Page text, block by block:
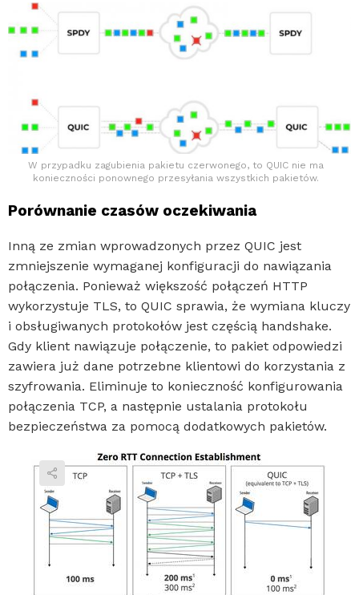
W przypadku zagubienia pakietu czerwonego, to QUIC nie ma
konieczności ponownego przesyłania wszystkich pakietów.
Porównanie czasów oczekiwania
Inną ze zmian wprowadzonych przez QUIC jest
zmniejszenie wymaganej konfiguracji do nawiązania
połączenia. Ponieważ większość połączeń HTTP
wykorzystuje TLS, to QUIC sprawia, że ​​wymiana kluczy
i obsługiwanych protokołów jest częścią handshake.
Gdy klient nawiązuje połączenie, to pakiet odpowiedzi
zawiera już dane potrzebne klientowi do korzystania z
szyfrowania. Eliminuje to konieczność konfigurowania
połączenia TCP, a następnie ustalania protokołu
bezpieczeństwa za pomocą dodatkowych pakietów.